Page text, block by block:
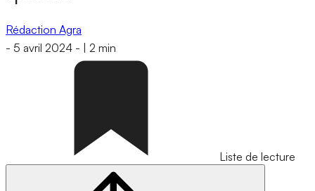
Rédaction Agra
- 5 avril 2024 - 2 min
Liste de lecture